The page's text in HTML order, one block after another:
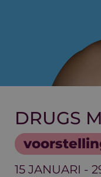
DRUGS
15 JANUARI -